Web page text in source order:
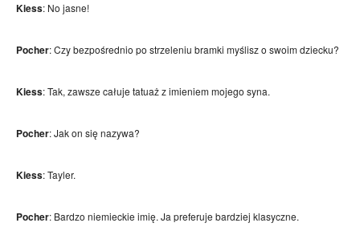
Kiess: No jasne!
Pocher: Czy bezpośrednio po strzeleniu bramki myślisz o swoim dziecku?
Kiess: Tak, zawsze całuje tatuaż z imieniem mojego syna.
Pocher: Jak on się nazywa?
Kiess: Tayler.
Pocher: Bardzo niemieckie imię. Ja preferuje bardziej klasyczne.